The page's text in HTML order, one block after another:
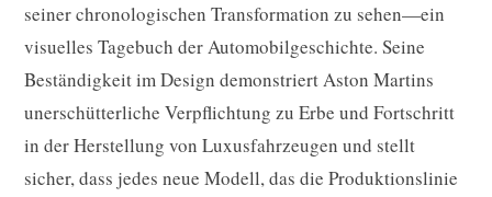
seiner chronologischen Transformation zu sehen—ein
visuelles Tagebuch der Automobilgeschichte. Seine
Beständigkeit im Design demonstriert Aston Martins
unerschütterliche Verpflichtung zu Erbe und Fortschritt
in der Herstellung von Luxusfahrzeugen und stellt
sicher, dass jedes neue Modell, das die Produktionslinie